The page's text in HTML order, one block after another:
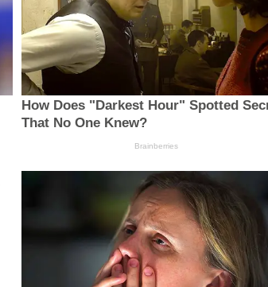
How Does "Darkest Hour" Spotted
That No One Knew?
Brainberries